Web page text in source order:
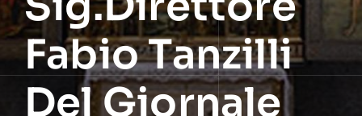
Fabio Tanzilli
Del Giornale